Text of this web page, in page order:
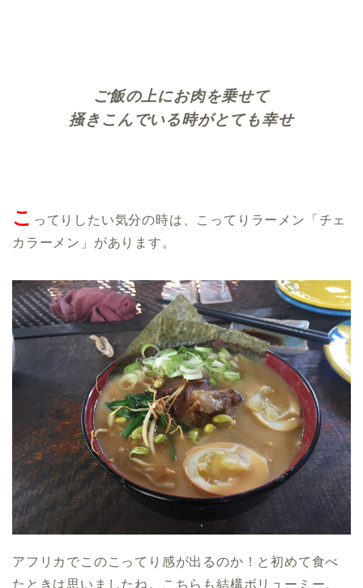
ご飯の上にお肉を乗せて
掻きこんでいる時がとても幸せ
こ ってりしたい気分の時は、こってりラーメン「チェ
カラーメン」があります。
アフリカでこのこってり感が出るのか！と初めて食べ
たときは思いましたね。こちらも結構ボリューミー。